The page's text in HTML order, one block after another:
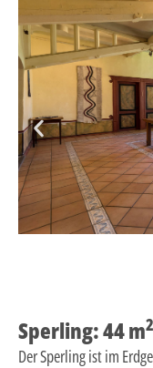
Sperling: 44 m2
Der Sperling ist im